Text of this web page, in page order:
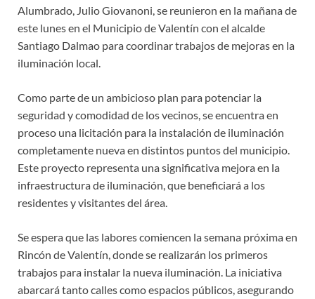
Alumbrado, Julio Giovanoni, se reunieron en la mañana de
este lunes en el Municipio de Valentín con el alcalde
Santiago Dalmao para coordinar trabajos de mejoras en la
iluminación local.
Como parte de un ambicioso plan para potenciar la
seguridad y comodidad de los vecinos, se encuentra en
proceso una licitación para la instalación de iluminación
completamente nueva en distintos puntos del municipio.
Este proyecto representa una significativa mejora en la
infraestructura de iluminación, que beneficiará a los
residentes y visitantes del área.
Se espera que las labores comiencen la semana próxima en
Rincón de Valentín, donde se realizarán los primeros
trabajos para instalar la nueva iluminación. La iniciativa
abarcará tanto calles como espacios públicos, asegurando